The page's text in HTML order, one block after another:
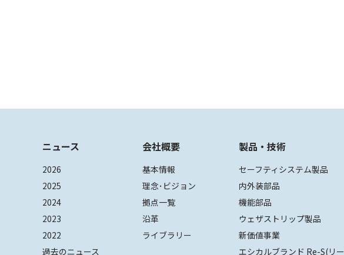
ニュース
2026
2025
2024
2023
2022
過去のニュース
会社概要
基本情報
理念･ビジョン
拠点一覧
沿革
ライブラリー
製品・技術
セーフティシステム製品
内外装部品
機能部品
ウェザストリップ製品
新価値事業
エシカルブランド Re-S(リ